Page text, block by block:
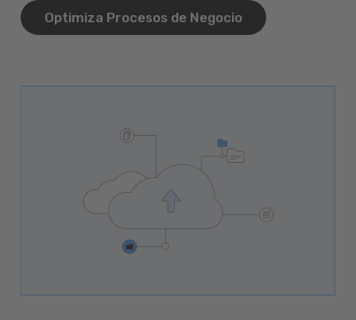
Optimiza Procesos de Negocio